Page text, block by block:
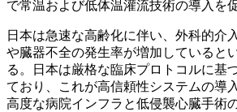
で常温および低体温灌流技術の導入を
日本は急速な高齢化に伴い、外科的介
や臓器不全の発生率が増加していると
る。日本は厳格な臨床プロトコルに基
ており、これが高信頼性システムの導
高度な病院インフラと低侵襲心臓手術